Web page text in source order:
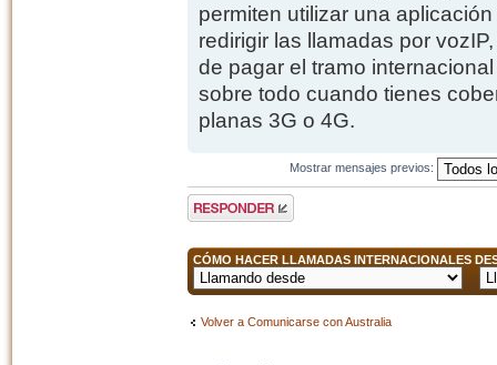
permiten utilizar una
redirigir las llamadas por
de pagar el tramo
sobre todo cuando tienes
planas 3G o 4G.
Mostrar mensajes previos:
Publicar una
respuesta
CÓMO HACER LLAMADAS INTERNACIONALES
Volver a Comunicarse con Australia